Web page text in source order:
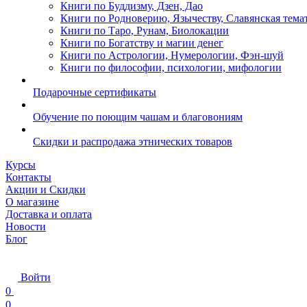
Книги по Буддизму, Дзен, Дао
Книги по Родноверию, Язычеству, Славянская
Книги по Таро, Рунам, Биолокации
Книги по Богатству и магии денег
Книги по Астрологии, Нумерологии, Фэн-шуй
Книги по философии, психологии, мифологии
Подарочные сертификаты
Обучение по поющим чашам и благовониям
Скидки и распродажа этнических товаров
Курсы
Контакты
Акции и Скидки
О магазине
Доставка и оплата
Новости
Блог
Войти
0
0